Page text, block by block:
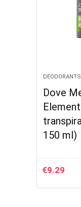
Dove
150 ml)
€9.29